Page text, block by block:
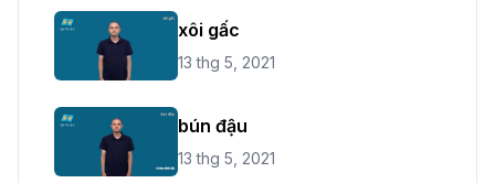
xôi gấc
13 thg 5, 2021
bún đậu
13 thg 5, 2021